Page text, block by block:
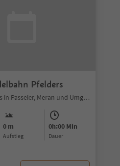
Pfelders
Pfelders, Moos in Passeier, Meran und Umgebung
0 m
Aufstieg
0h:00 Min
Dauer